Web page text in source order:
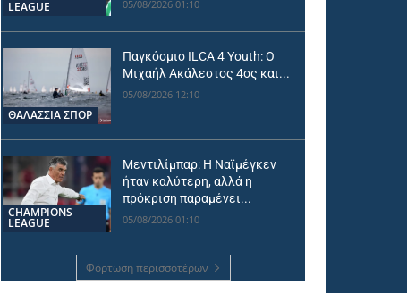
LEAGUE 05/08/2026 01:10
ΘΑΛΆΣΣΙΑ ΣΠΟΡ
Παγκόσμιο ILCA 4 Youth: Ο
Μιχαήλ Ακάλεστος 4ος και...
05/08/2026 12:10
CHAMPIONS
LEAGUE
Μεντιλίμπαρ: Η Ναϊμέγκεν
ήταν καλύτερη, αλλά η
πρόκριση παραμένει...
05/08/2026 01:10
Φόρτωση περισσοτέρων